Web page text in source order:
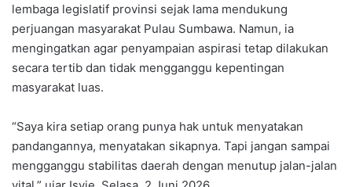
lembaga legislatif provinsi sejak lama mendukung
perjuangan masyarakat Pulau Sumbawa. Namun, ia
mengingatkan agar penyampaian aspirasi tetap dilakukan
secara tertib dan tidak mengganggu kepentingan
masyarakat luas.
“Saya kira setiap orang punya hak untuk menyatakan
pandangannya, menyatakan sikapnya. Tapi jangan sampai
mengganggu stabilitas daerah dengan menutup jalan-jalan